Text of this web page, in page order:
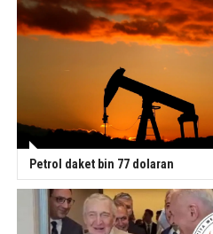
Petrol daket bin 77 dolaran